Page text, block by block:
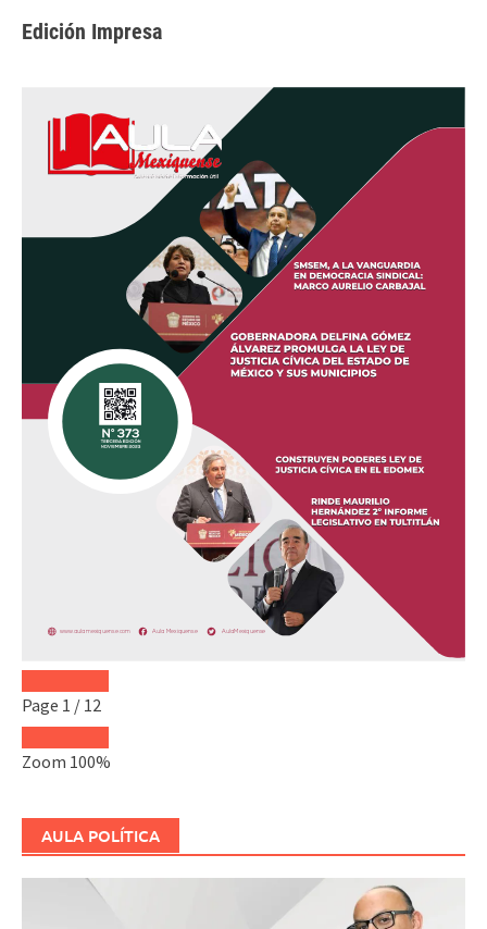
Edición Impresa
Page 1 / 12
Zoom 100%
AULA POLÍTICA